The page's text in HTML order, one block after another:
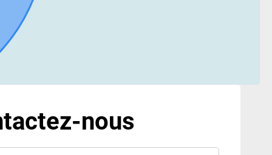
nous